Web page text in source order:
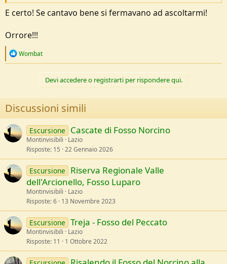
E certo! Se cantavo bene si fermavano ad ascoltarmi!
Orrore!!!
R
n
s
:
Wombat
Devi accedere o registrarti per rispondere qui.
Discussioni simili
Escursione Cascate di Fosso Norcino
Montinvisibili
Lazio
Risposte 15 22 Gennaio 2026
Escursione
Riserva Regionale Valle
dell'Arcionello, Fosso Luparo
Montinvisibili
Lazio
Risposte 6 13 Novembre 2023
Escursione Treja - Fosso del Peccato
Montinvisibili
Lazio
Risposte 11 1 Ottobre 2022